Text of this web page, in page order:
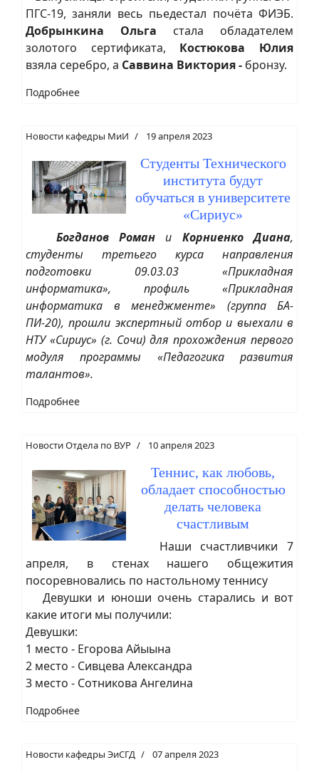
ПГС-19, заняли весь пьедестал почёта ФИЭБ.
Добрынкина Ольга стала обладателем
золотого сертификата, Костюкова Юлия
взяла серебро, а Саввина Виктория - бронзу.
Подробнее
Новости кафедры МиИ 19 апреля 2023
Студенты Технического
института будут
обучаться в университете
«Сириус»
Богданов Роман и Корниенко Диана,
студенты третьего курса направления
подготовки 09.03.03 «Прикладная
информатика», профиль «Прикладная
информатика в менеджменте» (группа БА-
ПИ-20), прошли экспертный отбор и выехали в
НТУ «Сириус» (г. Сочи) для прохождения первого
модуля программы «Педагогика развития
талантов».
Подробнее
Новости Отдела по ВУР 10 апреля 2023
Теннис, как любовь,
обладает способностью
делать человека
счастливым
Наши счастливчики 7
апреля, в стенах нашего общежития
посоревновались по настольному теннису
Девушки и юноши очень старались и вот
какие итоги мы получили:
Девушки:
1 место - Егорова Айыына
2 место - Сивцева Александра
3 место - Сотникова Ангелина
Подробнее
Новости кафедры ЭиСГД 07 апреля 2023